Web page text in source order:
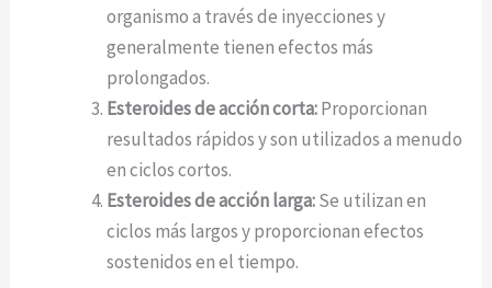
organismo a través de inyecciones y
generalmente tienen efectos más
prolongados.
Esteroides de acción corta:Proporcionan
resultados rápidos y son utilizados a menudo
en ciclos cortos.
Esteroides de acción larga:Se utilizan en
ciclos más largos y proporcionan efectos
sostenidos en el tiempo.